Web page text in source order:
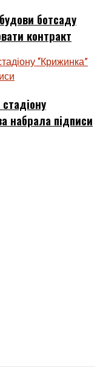
ботсаду
контракт
набрала підписи